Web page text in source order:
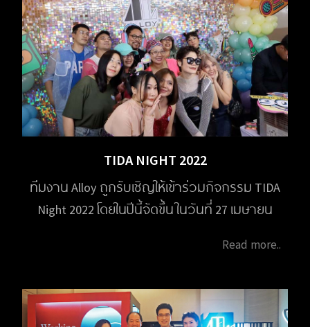
TIDA NIGHT 2022
ทีมงาน Alloy ถูกรับเชิญให้เข้าร่วมกิจกรรม TIDA
Night 2022 โดยในปีนี้จัดขึ้น ในวันที่ 27 เมษายน
อิมแพ็ค เมืองทองธานี โดยสมาคมมํณฑกร
Read more..